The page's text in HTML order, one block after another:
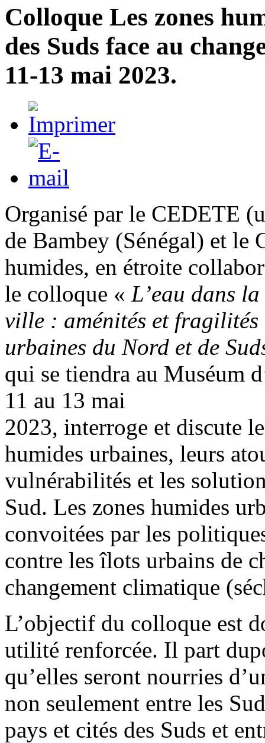
Colloque Les zones
des Suds face au
11-13 mai 2023.
Organisé par le CEDETE
de Bambey (Sénégal) et le
humides, en étroite
le colloque « L’eau dans la
ville : aménités et fragilités
urbaines du Nord et de
qui se tiendra au Muséum
11 au 13 mai
2023, interroge et discute
humides urbaines, leurs
vulnérabilités et les
Sud. Les zones humides
convoitées par les
contre les îlots urbains de
changement climatique
L’objectif du colloque est
utilité renforcée. Il part
qu’elles seront nourries
non seulement entre les
pays et cités des Suds et